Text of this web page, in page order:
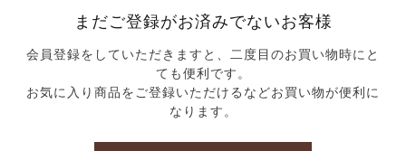
まだご登録がお済みでないお客様
会員登録をしていただきますと、二度目のお買い物時にと
ても便利です。
お気に入り商品をご登録いただけるなどお買い物が便利に
なります。